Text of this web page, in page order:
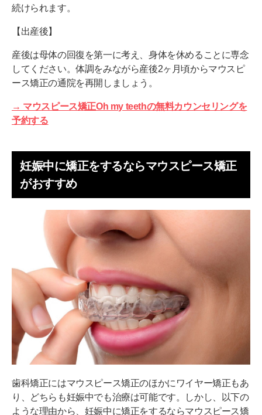
続けられます。
【出産後】
産後は母体の回復を第一に考え、身体を休めることに専念
してください。体調をみながら産後2ヶ月頃からマウスピ
ース矯正の通院を再開しましょう。
→ マウスピース矯正Oh my teethの無料カウンセリングを
予約する
妊娠中に矯正をするならマウスピース矯正
がおすすめ
歯科矯正にはマウスピース矯正のほかにワイヤー矯正もあ
り、どちらも妊娠中でも治療は可能です。しかし、以下の
ような理由から、妊娠中に矯正をするならマウスピース矯